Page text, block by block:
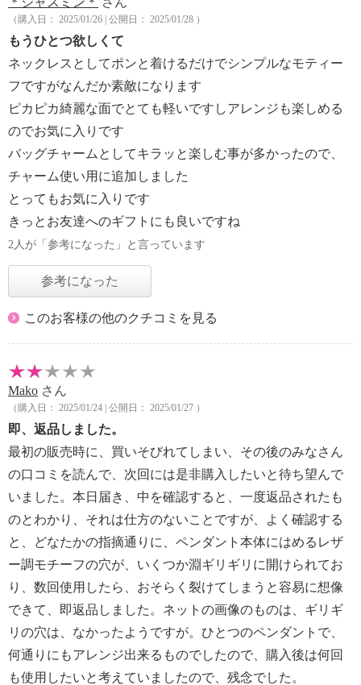
（購入日： 2025/01/26 | 公開日： 2025/01/28 ）
もうひとつ欲しくて
ネックレスとしてポンと着けるだけでシンプルなモティー
フですがなんだか素敵になります
ピカピカ綺麗な面でとても軽いですしアレンジも楽しめる
のでお気に入りです
バッグチャームとしてキラッと楽しむ事が多かったので、
チャーム使い用に追加しました
とってもお気に入りです
きっとお友達へのギフトにも良いですね
2人が「参考になった」と言っています
参考になった
このお客様の他のクチコミを見る
Mako さん
（購入日： 2025/01/24 | 公開日： 2025/01/27 ）
即、返品しました。
最初の販売時に、買いそびれてしまい、その後のみなさん
の口コミを読んで、次回には是非購入したいと待ち望んで
いました。本日届き、中を確認すると、一度返品されたも
のとわかり、それは仕方のないことですが、よく確認する
と、どなたかの指摘通りに、ペンダント本体にはめるレザ
ー調モチーフの穴が、いくつか淵ギリギリに開けられてお
り、数回使用したら、おそらく裂けてしまうと容易に想像
できて、即返品しました。ネットの画像のものは、ギリギ
リの穴は、なかったようですが。ひとつのペンダントで、
何通りにもアレンジ出来るものでしたので、購入後は何回
も使用したいと考えていましたので、残念でした。